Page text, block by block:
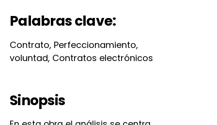
Palabras clave:
Contrato, Perfeccionamiento,
voluntad, Contratos electrónicos
Sinopsis